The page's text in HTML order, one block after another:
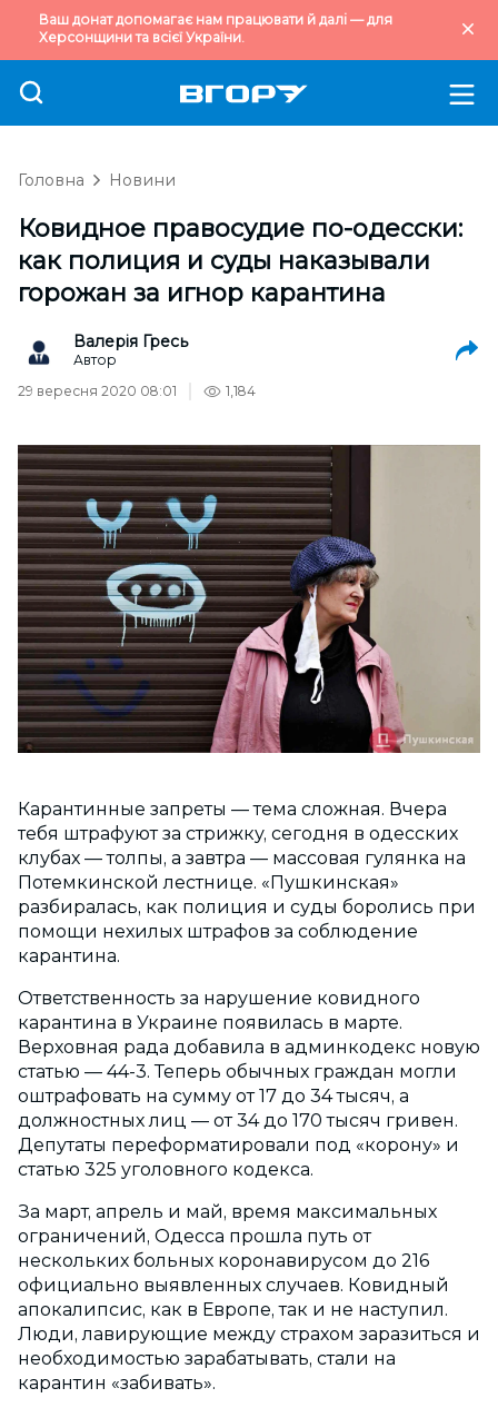
Ваш донат допомагає нам працювати й далі — для
Херсонщини та всієї України.
Головна Новини
Ковидное правосудие по-одесски:
как полиция и суды наказывали
горожан за игнор карантина
Валерія Гресь
Автор
29 вересня 2020 08:01
1,184
Карантинные запреты — тема сложная. Вчера
тебя штрафуют за стрижку, сегодня в одесских
клубах — толпы, а завтра — массовая гулянка на
Потемкинской лестнице. «Пушкинская»
разбиралась, как полиция и суды боролись при
помощи нехилых штрафов за соблюдение
карантина.
Ответственность за нарушение ковидного
карантина в Украине появилась в марте.
Верховная рада добавила в админкодекс новую
статью — 44-3. Теперь обычных граждан могли
оштрафовать на сумму от 17 до 34 тысяч, а
должностных лиц — от 34 до 170 тысяч гривен.
Депутаты переформатировали под «корону» и
статью 325 уголовного кодекса.
За март, апрель и май, время максимальных
ограничений, Одесса прошла путь от
нескольких больных коронавирусом до 216
официально выявленных случаев. Ковидный
апокалипсис, как в Европе, так и не наступил.
Люди, лавирующие между страхом заразиться и
необходимостью зарабатывать, стали на
карантин «забивать».